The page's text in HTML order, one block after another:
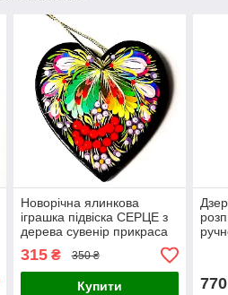
Новорічна ялинкова
іграшка підвіска СЕРЦЕ з
дерева сувенір прикраса
Петриківський розпис
315₴ 350 ₴
Купити 770